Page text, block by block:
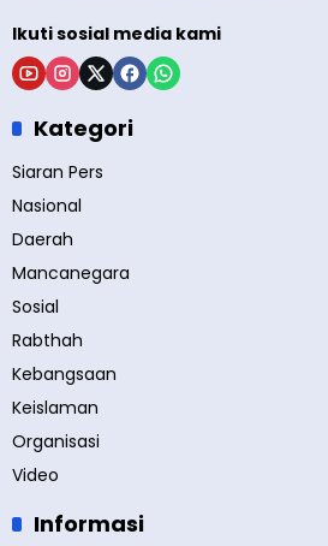
Ikuti sosial media kami
Kategori
Siaran Pers
Nasional
Daerah
Mancanegara
Sosial
Rabthah
Kebangsaan
Keislaman
Organisasi
Video
Informasi